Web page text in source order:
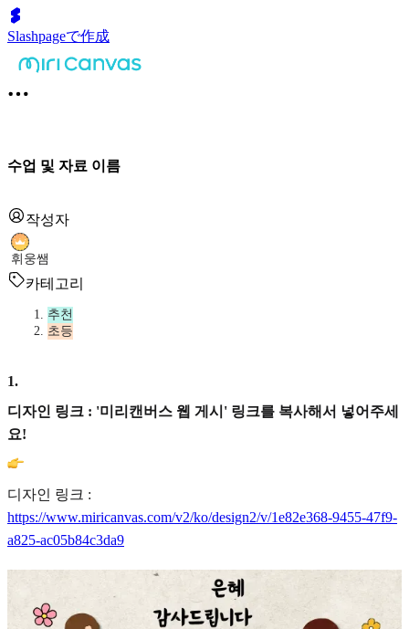
Slashpageで作成
수업 및 자료 이름
작성자
휘웅쌤
카테고리
추천
초등
1.
디자인 링크 : '미리캔버스 웹 게시' 링크를 복사해서 넣어주세
요!
디자인 링크 :
https://www.miricanvas.com/v2/ko/design2/v/1e82e368-9455-47f9-
a825-ac05b84c3da9